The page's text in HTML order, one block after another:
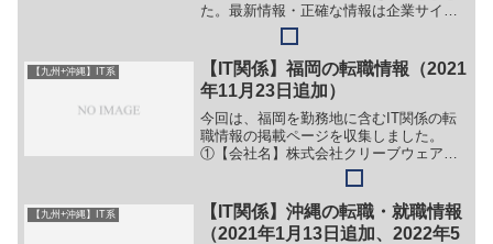
た。最新情報・正確な情報は企業サイト
でご確認ください。①【会社名】あさか
わシステムズ株式会社【職務】［新卒・
キャリア・中途］＞＞（１）システムエ
ンジニア【勤務地】沖縄...
【九州+沖縄】IT系
【IT関係】福岡の転職情報（2021
年11月23日追加）
今回は、福岡を勤務地に含むIT関係の転
職情報の掲載ページを収集しました。
①【会社名】株式会社クリーブウェア
【職務】（１）技術職（PG／SE／PM）
【勤務地】福岡県福岡市博多区博多駅前
四丁目36-29等【詳細】転職・就職情報の
詳細はこちら②【...
【九州+沖縄】IT系
【IT関係】沖縄の転職・就職情報
（2021年1月13日追加、2022年5